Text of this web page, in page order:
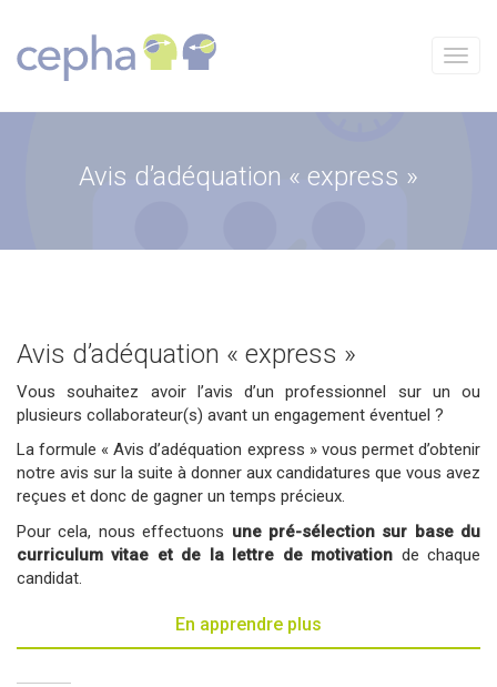
contenu
Menu
Avis d’adéquation « express »
Avis d’adéquation « express »
Vous souhaitez avoir l’avis d’un professionnel sur un ou
plusieurs collaborateur(s) avant un engagement éventuel ?
La formule « Avis d’adéquation express » vous permet d’obtenir
notre avis sur la suite à donner aux candidatures que vous avez
reçues et donc de gagner un temps précieux.
Pour cela, nous effectuons une pré-sélection sur base du
curriculum vitae et de la lettre de motivation de chaque
candidat.
En apprendre plus